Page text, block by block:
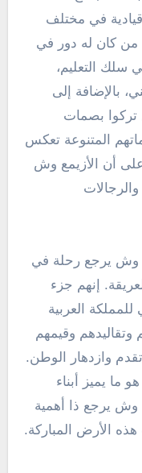
في مختلف
من كان له دور في
سلك التعليم،
بالإضافة إلى
تركوا بصمات
المتنوعة تعكس
أن الأزيمع وش
وش يرجع رحلة في
إنهم جزء
العربية
وتقاليدهم وقيمهم
وازدهار الوطن.
ما يميز أبناء
وش يرجع ذا أهمية
الأرض المباركة.